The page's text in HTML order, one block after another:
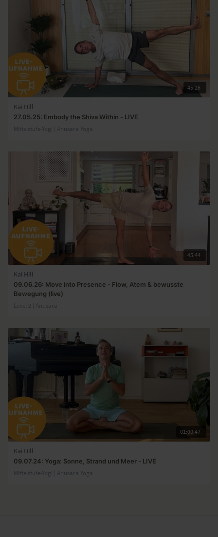
45:26
Kai Hill
27.05.25: Embody the Shiva Within - LIVE
Mittelstufe-Yogi | Anusara Yoga
45:44
Kai Hill
09.06.26: Move into Presence - Flow, Atem & bewusste
Bewegung (live)
Level 2 | Anusara
01:00:47
Kai Hill
09.07.24: Yoga: Sonne, Strand und Meer - LIVE
Mittelstufe-Yogi | Anusara Yoga